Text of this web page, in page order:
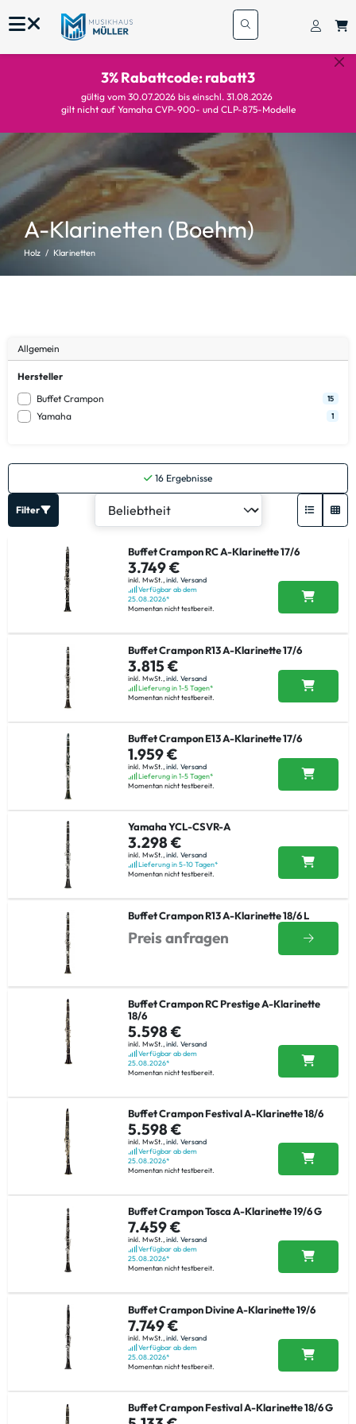
3% Rabattcode: rabatt3
gültig vom 30.07.2026 bis einschl. 31.08.2026
gilt nicht auf Yamaha CVP-900- und CLP-875-Modelle
A-Klarinetten (Boehm)
Holz Klarinetten
Allgemein
Hersteller
Buffet Crampon
15
Yamaha 1
16 Ergebnisse
Filter
Buffet Crampon RC A-Klarinette 17/6
3.749 €
inkl. MwSt.,inkl. Versand
Verfügbar ab dem
25.08.2026*
Momentan nicht testbereit.
Buffet Crampon R13 A-Klarinette 17/6
3.815 €
inkl. MwSt., inkl. Versand
Lieferung in 1-5 Tagen*
Momentan nicht testbereit.
Buffet Crampon E13 A-Klarinette 17/6
1.959 €
inkl. MwSt., inkl. Versand
Lieferung in 1-5 Tagen*
Momentan nicht testbereit.
Yamaha YCL-CSVR-A
3.298 €
inkl. MwSt.,inkl. Versand
Lieferung in 5-10 Tagen*
Momentan nicht testbereit.
Buffet Crampon R13 A-Klarinette 18/6 L
Preis anfragen
Buffet Crampon RC Prestige A-Klarinette
18/6
5.598 €
inkl. MwSt., inkl. Versand
Verfügbar ab dem
25.08.2026*
Momentan nicht testbereit.
Buffet Crampon Festival A-Klarinette 18/6
5.598 €
inkl. MwSt., inkl. Versand
Verfügbar ab dem
25.08.2026*
Momentan nicht testbereit.
Buffet Crampon Tosca A-Klarinette 19/6 G
7.459 €
inkl. MwSt.,inkl. Versand
Verfügbar ab dem
25.08.2026*
Momentan nicht testbereit.
Buffet Crampon Divine A-Klarinette 19/6
7.749 €
inkl. MwSt., inkl. Versand
Verfügbar ab dem
25.08.2026*
Momentan nicht testbereit.
Buffet Crampon Festival A-Klarinette 18/6 G